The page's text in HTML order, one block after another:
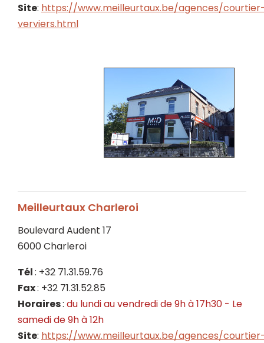
Site: https://www.meilleurtaux.be/agences/
verviers.html
Meilleurtaux Charleroi
Boulevard Audent 17
6000 Charleroi
Tél: +32 71.31.59.76
Fax: +32 71.31.52.85
Horaires: du lundi au vendredi de 9h à 17h30 - Le
samedi de 9h à 12h
Site: https://www.meilleurtaux.be/agences/